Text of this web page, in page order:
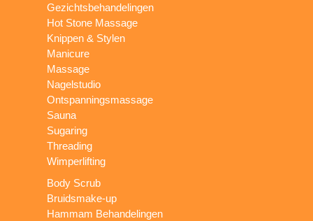
Gezichtsbehandelingen
Hot Stone Massage
Knippen & Stylen
Manicure
Massage
Nagelstudio
Ontspanningsmassage
Sauna
Sugaring
Threading
Wimperlifting
Body Scrub
Bruidsmake-up
Hammam Behandelingen